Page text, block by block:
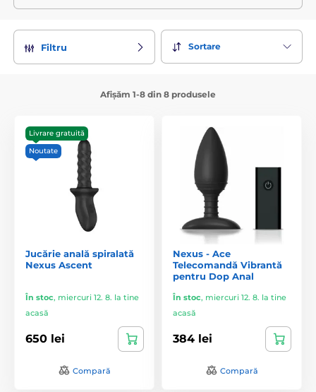
Filtru Sortare
Afișăm 1-8 din 8 produsele
Livrare gratuită
Noutate
Jucărie anală spiralată
Nexus Ascent
În stoc, miercuri 12. 8. la tine
acasă
650 lei
Compară
Nexus - Ace
Telecomandă Vibrantă
pentru Dop Anal
În stoc, miercuri 12. 8. la tine
acasă
384 lei
Compară